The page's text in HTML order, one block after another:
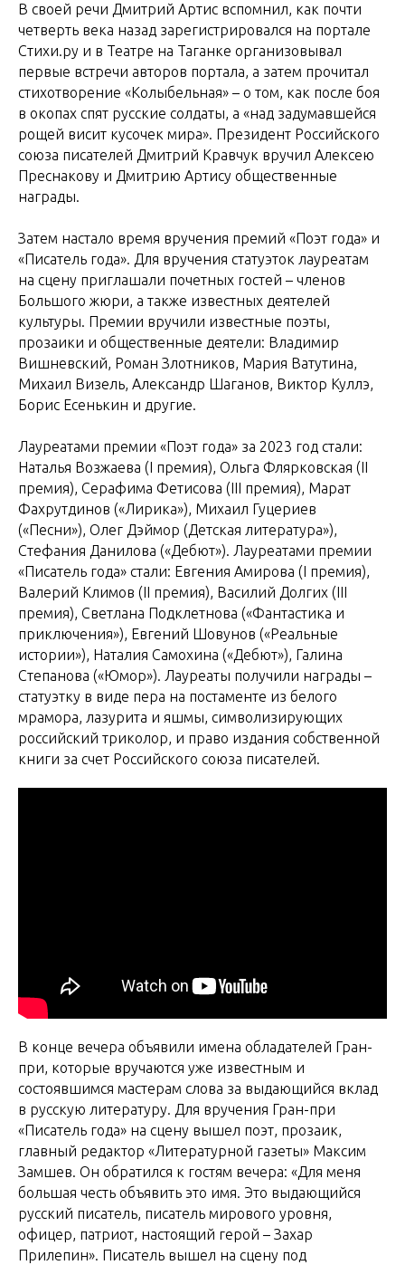
В своей речи Дмитрий Артис вспомнил, как почти
четверть века назад зарегистрировался на портале
Стихи.ру и в Театре на Таганке организовывал
первые встречи авторов портала, а затем прочитал
стихотворение «Колыбельная» – о том, как после боя
в окопах спят русские солдаты, а «над задумавшейся
рощей висит кусочек мира». Президент Российского
союза писателей Дмитрий Кравчук вручил Алексею
Преснакову и Дмитрию Артису общественные
награды.
Затем настало время вручения премий «Поэт года» и
«Писатель года». Для вручения статуэток лауреатам
на сцену приглашали почетных гостей – членов
Большого жюри, а также известных деятелей
культуры. Премии вручили известные поэты,
прозаики и общественные деятели: Владимир
Вишневский, Роман Злотников, Мария Ватутина,
Михаил Визель, Александр Шаганов, Виктор Куллэ,
Борис Есенькин и другие.
Лауреатами премии «Поэт года» за 2023 год стали:
Наталья Возжаева (I премия), Ольга Флярковская (II
премия), Серафима Фетисова (III премия), Марат
Фахрутдинов («Лирика»), Михаил Гуцериев
(«Песни»), Олег Дэймор (Детская литература»),
Стефания Данилова («Дебют»). Лауреатами премии
«Писатель года» стали: Евгения Амирова (I премия),
Валерий Климов (II премия), Василий Долгих (III
премия), Светлана Подклетнова («Фантастика и
приключения»), Евгений Шовунов («Реальные
истории»), Наталия Самохина («Дебют»), Галина
Степанова («Юмор»). Лауреаты получили награды –
статуэтку в виде пера на постаменте из белого
мрамора, лазурита и яшмы, символизирующих
российский триколор, и право издания собственной
книги за счет Российского союза писателей.
В конце вечера объявили имена обладателей Гран-
при, которые вручаются уже известным и
состоявшимся мастерам слова за выдающийся вклад
в русскую литературу. Для вручения Гран-при
«Писатель года» на сцену вышел поэт, прозаик,
главный редактор «Литературной газеты» Максим
Замшев. Он обратился к гостям вечера: «Для меня
большая честь объявить это имя. Это выдающийся
русский писатель, писатель мирового уровня,
офицер, патриот, настоящий герой – Захар
Прилепин». Писатель вышел на сцену под